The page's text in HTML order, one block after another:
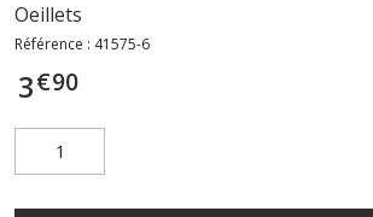
Oeillets
Référence : 41575-6
3€90